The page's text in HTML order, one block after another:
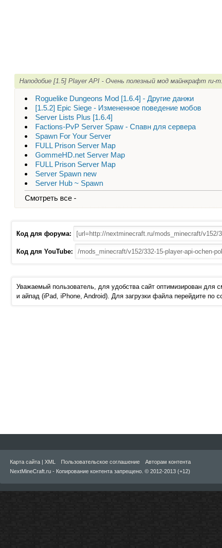
Наподобие [1.5] Player API - Очень полезный мод майнкрафт ru-
Roguelike Dungeons Mod [1.6.4] - Другие данжи
[1.5.2] Epic Siege - Измененное поведение мобов
Server Lists Plus [1.6.4]
Factions-PvP Server Spaw - Спавн для сервера
Spawn For Your Server
FULL Prison Server Map
GommeHD.net Server Map
FULL Prison Server Map
Server Spawn new
Server Hub ~ Spawn
Смотреть все -
Код для форума:
Код для YouTube:
Уважаемый пользователь, для удобства сайт оптимизирован для
и айпад (iPad, iPhone, Android). Для загрузки файла перейдите по
Карта сайта | XML Пользовательское соглашение
Авторам контента
NextMineCraft.ru - Копирование контента запрещено. © 2012-2013 (+12)